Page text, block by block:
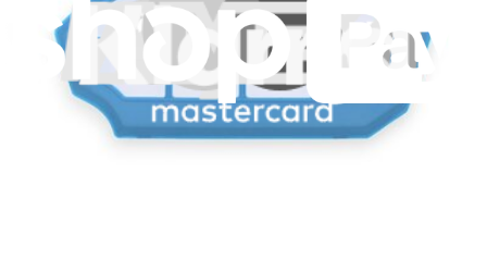
Apprenez quelque chose de nouveau chaque semaine
S'abonner